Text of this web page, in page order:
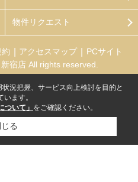
物件リクエスト
アクセスマップ
PCサイト
宿店 All rights reserved.
況把握、サービス向上検討を目的と
ます。
ついて」 をご確認ください。
じる